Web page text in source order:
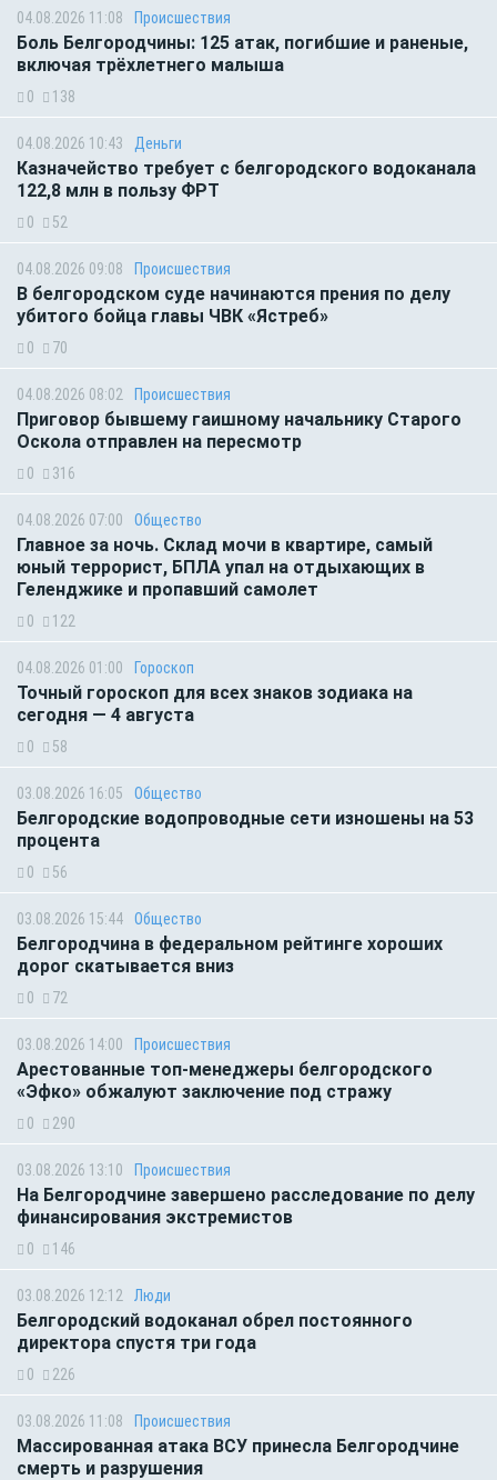
04.08.2026 11:08 Происшествия
Боль Белгородчины: 125 атак, погибшие и раненые,
включая трёхлетнего малыша
0 138
04.08.2026 10:43 Деньги
Казначейство требует с белгородского водоканала
122,8 млн в пользу ФРТ
0 52
04.08.2026 09:08 Происшествия
В белгородском суде начинаются прения по делу
убитого бойца главы ЧВК «Ястреб»
0 70
04.08.2026 08:02 Происшествия
Приговор бывшему гаишному начальнику Старого
Оскола отправлен на пересмотр
0 316
04.08.2026 07:00 Общество
Главное за ночь. Склад мочи в квартире, самый
юный террорист, БПЛА упал на отдыхающих в
Геленджике и пропавший самолет
0 122
04.08.2026 01:00 Гороскоп
Точный гороскоп для всех знаков зодиака на
сегодня — 4 августа
0 58
03.08.2026 16:05 Общество
Белгородские водопроводные сети изношены на 53
процента
0 56
03.08.2026 15:44 Общество
Белгородчина в федеральном рейтинге хороших
дорог скатывается вниз
0 72
03.08.2026 14:00 Происшествия
Арестованные топ-менеджеры белгородского
«Эфко» обжалуют заключение под стражу
0 290
03.08.2026 13:10 Происшествия
На Белгородчине завершено расследование по делу
финансирования экстремистов
0 146
03.08.2026 12:12 Люди
Белгородский водоканал обрел постоянного
директора спустя три года
0 226
03.08.2026 11:08 Происшествия
Массированная атака ВСУ принесла Белгородчине
смерть и разрушения